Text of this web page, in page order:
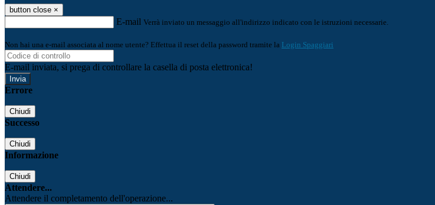
button close ×
E-mail Verrà inviato un messaggio all'indirizzo indicato con le istruzioni necessarie.
Non hai una e-mail associata al nome utente? Effettua il reset della password tramite la Login Spaggiari
E-mail inviata, si prega di controllare la casella di posta elettronica!
Errore
Chiudi
Successo
Chiudi
Informazione
Chiudi
Attendere...
Attendere il completamento dell'operazione...